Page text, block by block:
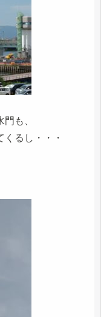
も、
るし・・・